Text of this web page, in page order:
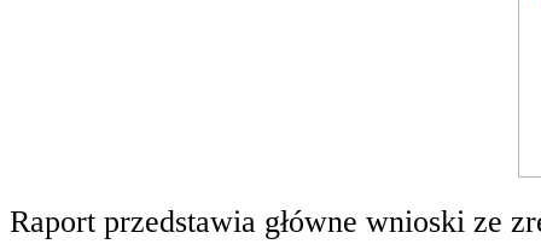
Raport przedstawia główne wnioski ze